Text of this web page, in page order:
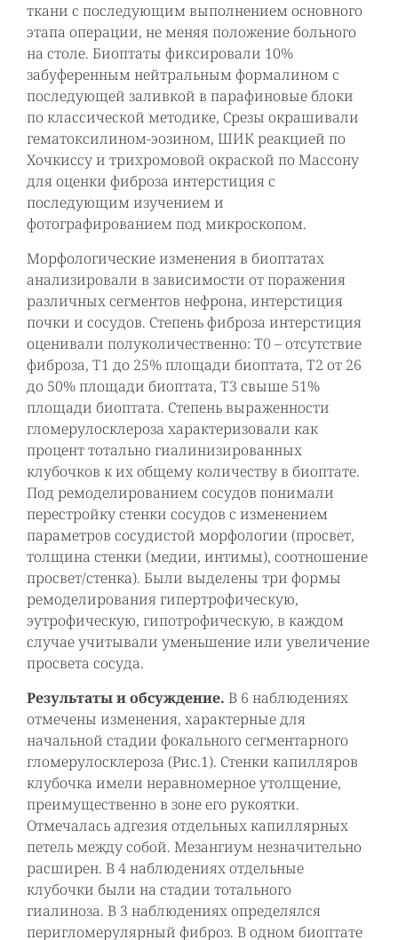
ткани с последующим выполнением основного
этапа операции, не меняя положение больного
на столе. Биоптаты фиксировали 10%
забуференным нейтральным формалином c
последующей заливкой в парафиновые блоки
по классической методике, Срезы окрашивали
гематоксилином-эозином, ШИК реакцией по
Хочкиссу и трихромовой окраской по Массону
для оценки фиброза интерстиция с
последующим изучением и
фотографированием под микроскопом.
Морфологические изменения в биоптатах
анализировали в зависимости от поражения
различных сегментов нефрона, интерстиция
почки и сосудов. Степень фиброза интерстиция
оценивали полуколичественно: Т0 – отсутствие
фиброза, Т1 до 25% площади биоптата, Т2 от 26
до 50% площади биоптата, Т3 свыше 51%
площади биоптата. Степень выраженности
гломерулосклероза характеризовали как
процент тотально гиалинизированных
клубочков к их общему количеству в биоптате.
Под ремоделированием сосудов понимали
перестройку стенки сосудов с изменением
параметров сосудистой морфологии (просвет,
толщина стенки (медии, интимы), соотношение
просвет/стенка). Были выделены три формы
ремоделирования гипертрофическую,
эутрофическую, гипотрофическую, в каждом
случае учитывали уменьшение или увеличение
просвета сосуда.
Результаты и обсуждение. В 6 наблюдениях
отмечены изменения, характерные для
начальной стадии фокального сегментарного
гломерулосклероза (Рис.1). Стенки капилляров
клубочка имели неравномерное утолщение,
преимущественно в зоне его рукоятки.
Отмечалась адгезия отдельных капиллярных
петель между собой. Мезангиум незначительно
расширен. В 4 наблюдениях отдельные
клубочки были на стадии тотального
гиалиноза. В 3 наблюдениях определялся
перигломерулярный фиброз. В одном биоптате